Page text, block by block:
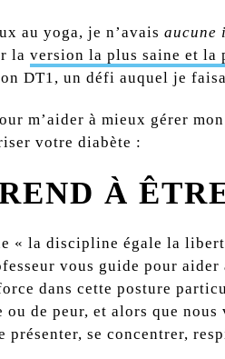
au yoga, je n’avais aucune
la version la plus saine et la
DT1, un défi auquel je
m’aider à mieux gérer
votre diabète :
À
la discipline égale la
vous guide pour
dans cette posture
de peur, et alors que
se concentrer,